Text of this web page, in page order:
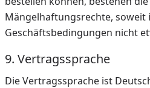
Mängelhaftungsrechte, soweit
Geschäftsbedingungen nicht
9. Vertragssprache
Die Vertragssprache ist